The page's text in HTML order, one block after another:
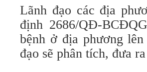
Lãnh đạo các địa
định 2686/QĐ-
bệnh ở địa phương
đạo sẽ phân tích, đưa